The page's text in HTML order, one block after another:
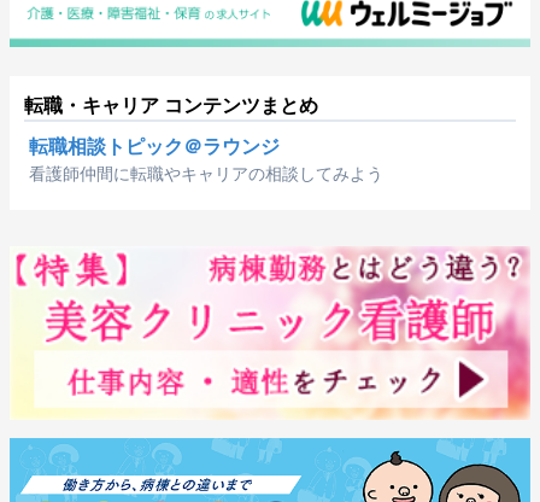
転職・キャリア コンテンツまとめ
転職相談トピック＠ラウンジ
看護師仲間に転職やキャリアの相談してみよう